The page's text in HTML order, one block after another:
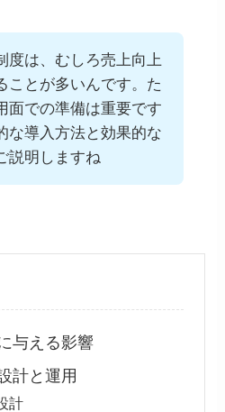
度は、むしろ売上向上
ことが多いんです。た
面での準備は重要です
な導入方法と効果的な
説明しますね
与える影響
計と運用
計